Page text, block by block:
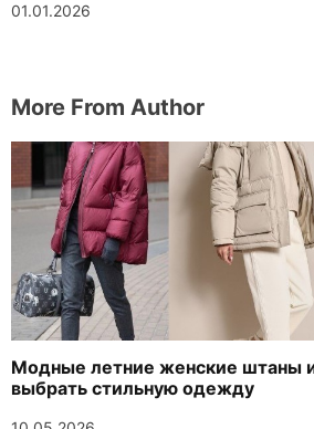
01.01.2026
More From Author
Модные летние женские штаны
выбрать стильную одежду